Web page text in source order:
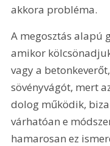
akkora probléma.
A megosztás alapú
amikor
vagy a
sövényvágót, mert
dolog működik,
várhatóan e
hamarosan ez